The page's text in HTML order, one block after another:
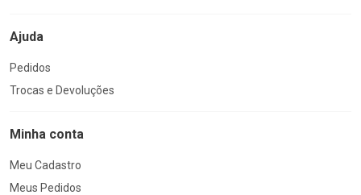
Ajuda
Pedidos
Trocas e Devoluções
Minha conta
Meu Cadastro
Meus Pedidos